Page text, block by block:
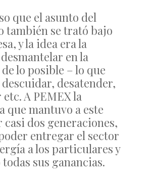
que el asunto del
también se trató bajo
y la idea era la
en la
lo posible – lo que
desatender,
A PEMEX la
que mantuvo a este
casi dos generaciones,
entregar el sector
a los particulares y
sus ganancias.